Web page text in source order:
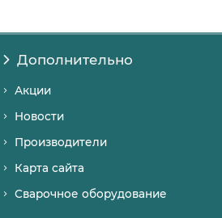
Дополнительно
Акции
Новости
Производители
Карта сайта
Сварочное оборудование